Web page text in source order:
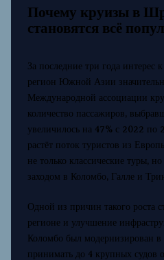
Почему круизы в
становятся всё
За последние три года интерес
регион Южной Азии
Международной ассоциации
количество пассажиров,
увеличилось на 47% с 2022 по
растёт поток туристов из
не только классические туры,
заходом в Коломбо, Галле и
Одной из причин такого роста
регионе и улучшение
Коломбо был модернизирован в
принимать до 4 крупных судов